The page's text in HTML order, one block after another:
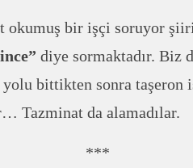
okumuş bir işçi soruyor
diye sormaktadır. Biz
bittikten sonra taşeron
Tazminat da alamadılar.
***